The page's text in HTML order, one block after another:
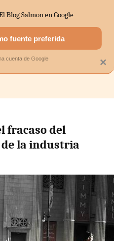
MERCADOS
fracaso del
de la industria
×
Blog Salmon en Google
fuente preferida
cuenta de Google